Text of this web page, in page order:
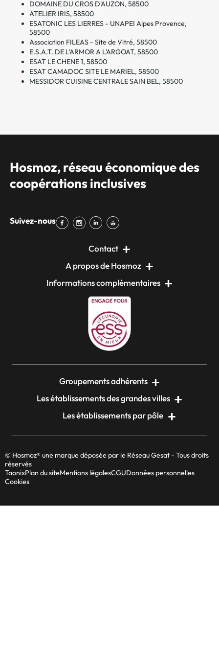
DOMAINE DU CROS D'AUZON, 58500
ATELIER IRIS, 58500
ESATONIC LES LIERRES - UNAPEI Alpes Provence,
58500
Association FILEAS - Site de Vitré, 58500
E.S.A.T. DE L'ARMOR A L'ARGOAT, 58500
ESAT LE CHENE 1, 58500
ESAT CAMADOC SITE LE MARIEL, 58500
MESSIDOR CUISINE CENTRALE SAIN BEL, 58500
Hosmoz, réseau économique des
coopérations inclusives
Suivez-nous
Contact
A propos de Hosmoz
Informations complémentaires
Groupements adhérents
Les établissements des grandes villes
Les établissements par pôle
© Hosmoz® une marque déposée par le Réseau Gesat - Tous droits
réservés
TaonixPlan du siteMentions légalesCGUDonnées personnelles
Cookies